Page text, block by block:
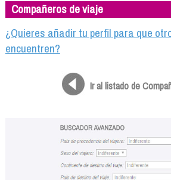
Libros
Compañeros de viaje
Compañeros de viaje
¿Quieres añadir tu perfil para que
encuentren?
Ir al listado de